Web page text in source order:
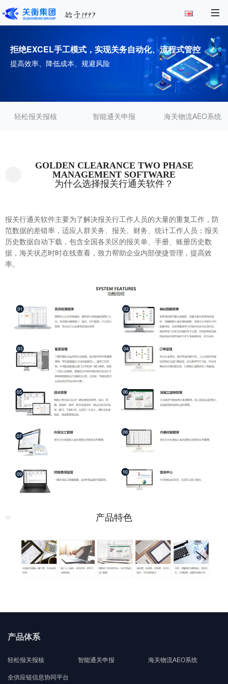
拒绝EXCEL手工模式，实现关务自动化、流程式管控
提高效率、降低成本、规避风险
轻松报关报核 智能通关申报 海关物流AEO系统
GOLDEN CLEARANCE TWO PHASE
MANAGEMENT SOFTWARE
为什么选择报关行通关软件？
报关行通关软件主要为了解决报关行工作人员的大量的重复工作，防
范数据的差错率，适应人群关务、报关、财务、统计工作人员；报关
历史数据自动下载，包含全国各关区的报关单、手册、账册历史数
据，海关状态时时在线查看，致力帮助企业内部便捷管理，提高效
率。
产品特色
产品体系
轻松报关报核 智能通关申报
海关物流AEO系统
全供应链信息协同平台